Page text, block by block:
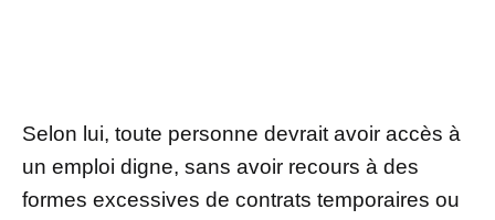
Selon lui, toute personne devrait avoir accès à
un emploi digne, sans avoir recours à des
formes excessives de contrats temporaires ou